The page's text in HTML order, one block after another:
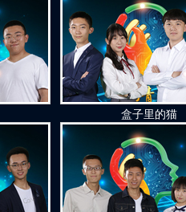
盒子里的猫